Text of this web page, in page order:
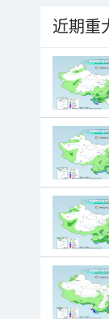
近期重